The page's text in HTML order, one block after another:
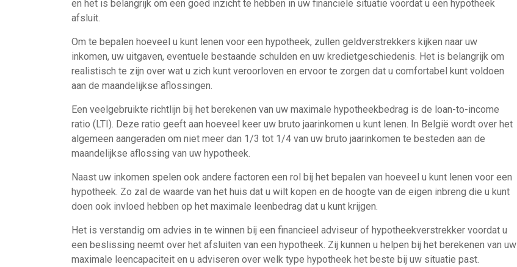
en het is belangrijk om een goed inzicht te hebben in uw financiële situatie voordat u een hypotheek
afsluit.
Om te bepalen hoeveel u kunt lenen voor een hypotheek, zullen geldverstrekkers kijken naar uw
inkomen, uw uitgaven, eventuele bestaande schulden en uw kredietgeschiedenis. Het is belangrijk om
realistisch te zijn over wat u zich kunt veroorloven en ervoor te zorgen dat u comfortabel kunt voldoen
aan de maandelijkse aflossingen.
Een veelgebruikte richtlijn bij het berekenen van uw maximale hypotheekbedrag is de loan-to-income
ratio (LTI). Deze ratio geeft aan hoeveel keer uw bruto jaarinkomen u kunt lenen. In België wordt over het
algemeen aangeraden om niet meer dan 1/3 tot 1/4 van uw bruto jaarinkomen te besteden aan de
maandelijkse aflossing van uw hypotheek.
Naast uw inkomen spelen ook andere factoren een rol bij het bepalen van hoeveel u kunt lenen voor een
hypotheek. Zo zal de waarde van het huis dat u wilt kopen en de hoogte van de eigen inbreng die u kunt
doen ook invloed hebben op het maximale leenbedrag dat u kunt krijgen.
Het is verstandig om advies in te winnen bij een financieel adviseur of hypotheekverstrekker voordat u
een beslissing neemt over het afsluiten van een hypotheek. Zij kunnen u helpen bij het berekenen van uw
maximale leencapaciteit en u adviseren over welk type hypotheek het beste bij uw situatie past.